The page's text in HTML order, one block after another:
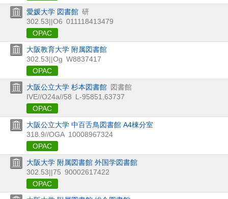
愛媛大学 図書館 研
302.53||O6 011118413479
OPAC
大阪教育大学 附属図書館
302.53||Og W8837417
OPAC
大阪公立大学 杉本図書館 図書館
IVE//O24a//58 L-95851,63737
OPAC
大阪公立大学 中百舌鳥図書館 A4棟分室
318.9//OGA 10008967324
OPAC
大阪大学 附属図書館 外国学図書館
302.53||75 90002617422
OPAC